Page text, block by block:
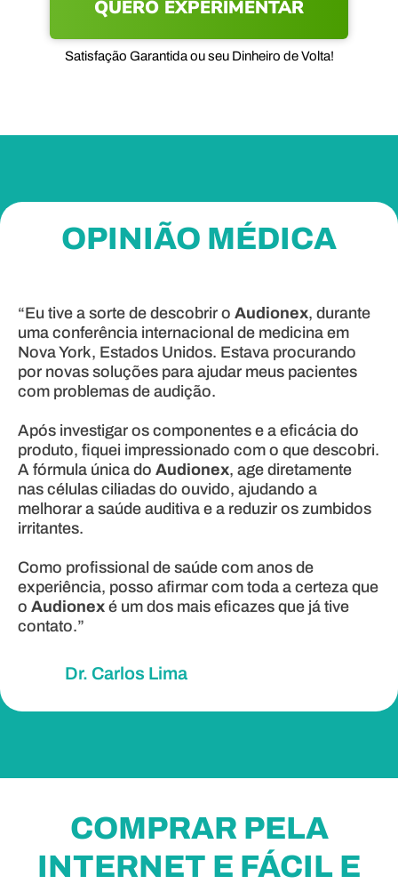
QUERO EXPERIMENTAR
Satisfação Garantida ou seu Dinheiro de Volta!
OPINIÃO MÉDICA
“Eu tive a sorte de descobrir o Audionex, durante
uma conferência internacional de medicina em
Nova York, Estados Unidos. Estava procurando
por novas soluções para ajudar meus pacientes
com problemas de audição.
Após investigar os componentes e a eficácia do
produto, fiquei impressionado com o que descobri.
A fórmula única do Audionex, age diretamente
nas células ciliadas do ouvido, ajudando a
melhorar a saúde auditiva e a reduzir os zumbidos
irritantes.
Como profissional de saúde com anos de
experiência, posso afirmar com toda a certeza que
o Audionex é um dos mais eficazes que já tive
contato.”
Dr. Carlos Lima
COMPRAR PELA
INTERNET E FÁCIL E